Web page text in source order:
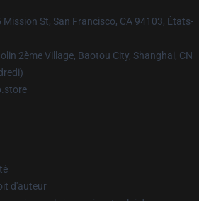
Mission St, San Francisco, CA 94103, États-
2ème Village, Baotou City, Shanghai, CN
d'auteur